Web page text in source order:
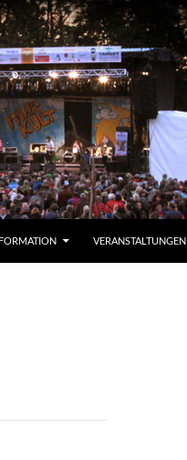
VERANSTALTUNGEN